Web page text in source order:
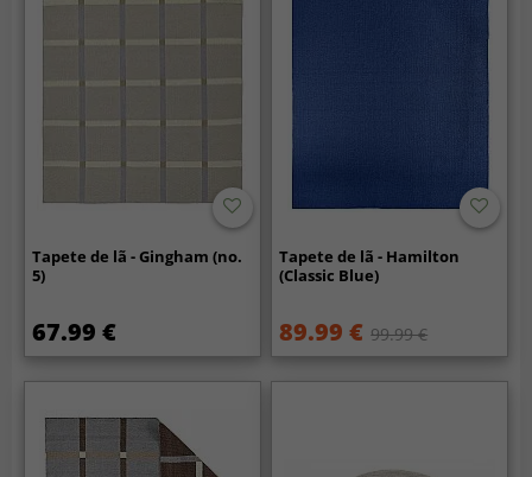
Tapete de lã - Gingham (no.
5)
67.99 €
Tapete de lã - Hamilton
(Classic Blue)
89.99 € 99.99 €